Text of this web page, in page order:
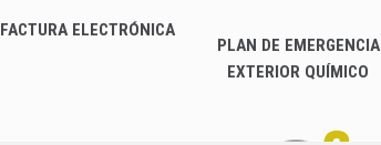
FACTURA ELECTRÓNICA
PLAN DE EMERGENCIA
EXTERIOR QUÍMICO